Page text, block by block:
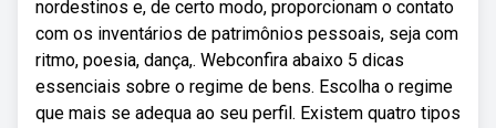
nordestinos e, de certo modo, proporcionam o contato
com os inventários de patrimônios pessoais, seja com
ritmo, poesia, dança,. Webconfira abaixo 5 dicas
essenciais sobre o regime de bens. Escolha o regime
que mais se adequa ao seu perfil. Existem quatro tipos